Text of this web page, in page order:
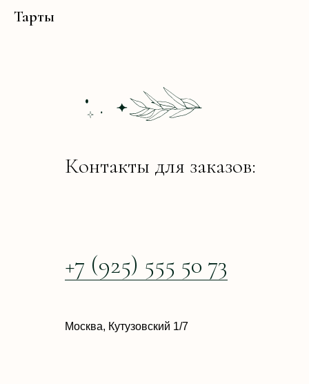
Тарты
Контакты для заказов:
Москва, Кутузовский 1/7
+7 (925) 555 50 73